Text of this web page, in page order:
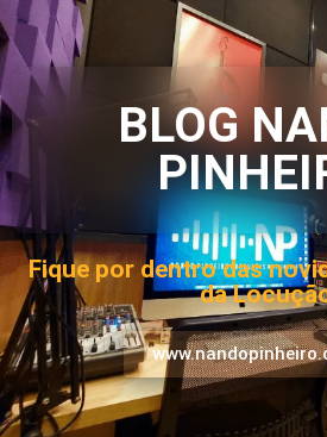
BLOG
Fique por dentro das
da